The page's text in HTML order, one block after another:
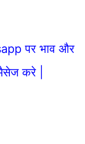
पर भाव और
करे |